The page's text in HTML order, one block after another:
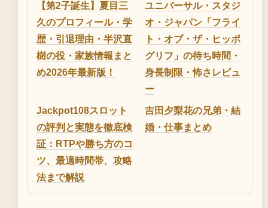
【第2子誕生】夏目三
久のプロフィール・学
歴・引退理由・半沢直
樹の役・家族情報まと
め2026年最新版！
ユニバーサル・スタジ
オ・ジャパン「フライ
ト・オブ・ザ・ヒッポ
グリフ」の待ち時間・
身長制限・怖さレビュ
ー
Jackpot108スロット
の評判と実態を徹底検
証：RTPや勝ち方のコ
ツ、最適時間帯、攻略
法まで解説
吉田夕梨花の兄弟・結
婚・仕事まとめ